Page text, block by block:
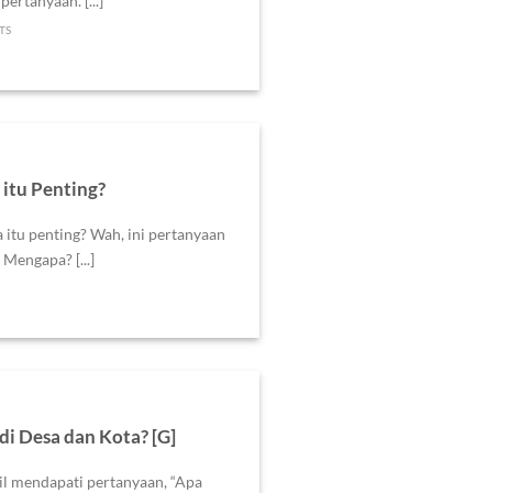
Penting?
penting? Wah, ini pertanyaan
[...]
Desa dan Kota? [G]
pertanyaan, “Apa